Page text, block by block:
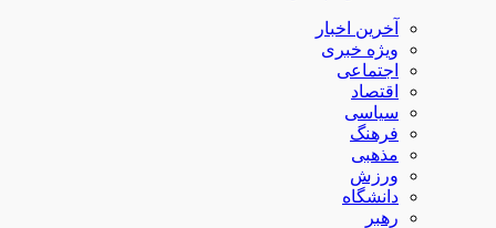
آخرین اخبار
ویژه خبری
اجتماعی
اقتصاد
سیاسی
فرهنگ
مذهبی
ورزش
دانشگاه
رهبر